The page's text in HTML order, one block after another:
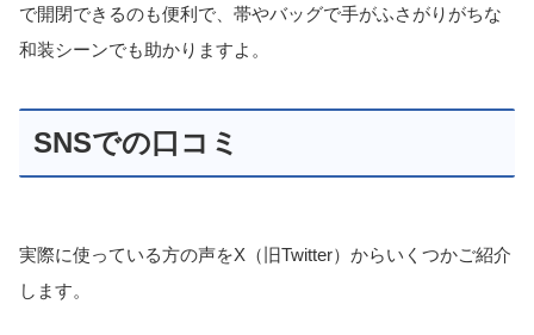
で開閉できるのも便利で、帯やバッグで手がふさがりがちな
和装シーンでも助かりますよ。
SNSでの口コミ
実際に使っている方の声をX（旧Twitter）からいくつかご紹介
します。